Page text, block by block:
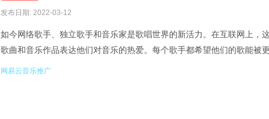
发布日期: 2022-03-12
如今网络歌手、独立歌手和音乐家是歌唱世界的新活力。在互联网上，
歌曲和音乐作品表达他们对音乐的热爱。每个歌手都希望他们的歌能被
歌曲自然是必要的。与歌手和唱片公司、网络歌手相比，音乐家在歌曲
网易云音乐推广